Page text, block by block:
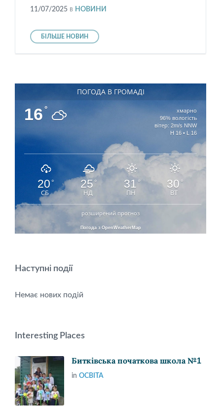
11/07/2025 в НОВИНИ
БІЛЬШЕ НОВИН
ПОГОДА В ГРОМАДІ
16 °
хмарно
96% вологість
вітер: 2m/s NNW
H 16 • L 16
20 °
СБ
25°
НД
31 °
ПН
30 °
ВТ
розширений прогноз
Погода з OpenWeatherMap
Наступні події
Немає нових подій
Interesting Places
Битківська початкова школа №1
in ОСВІТА